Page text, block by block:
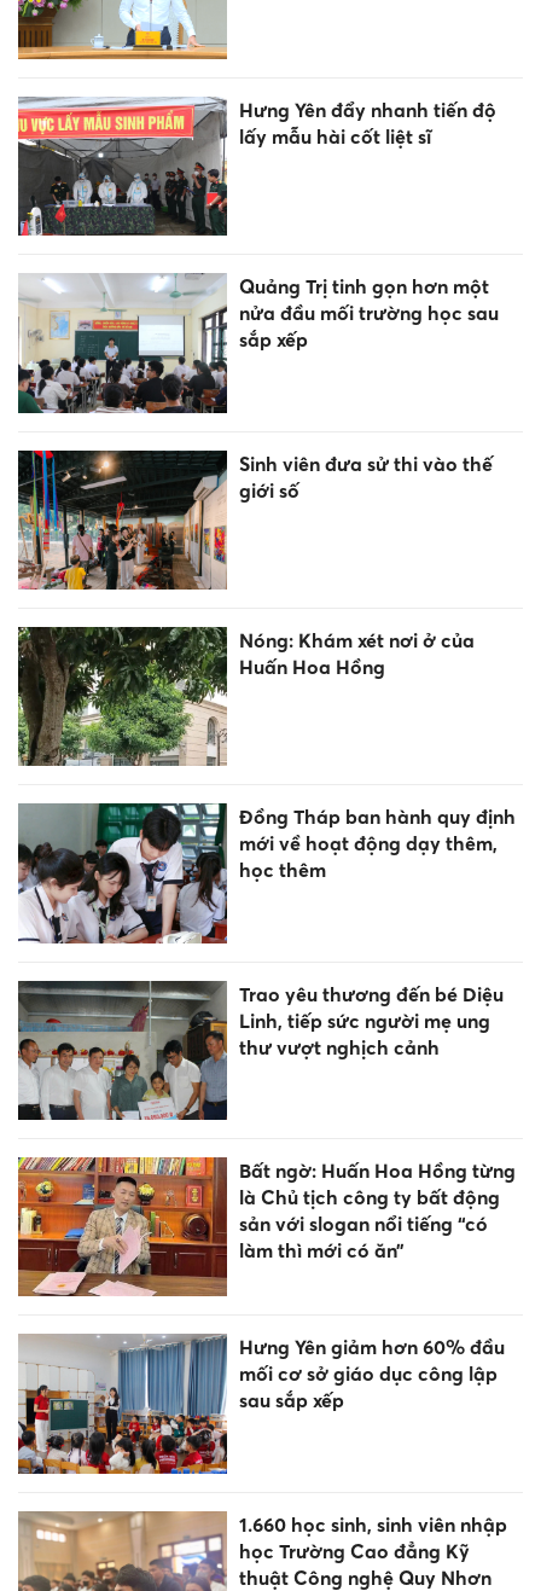
Hưng Yên đẩy nhanh tiến độ
lấy mẫu hài cốt liệt sĩ
Quảng Trị tinh gọn hơn một
nửa đầu mối trường học sau
sắp xếp
Sinh viên đưa sử thi vào thế
giới số
Nóng: Khám xét nơi ở của
Huấn Hoa Hồng
Đồng Tháp ban hành quy định
mới về hoạt động dạy thêm,
học thêm
Trao yêu thương đến bé Diệu
Linh, tiếp sức người mẹ ung
thư vượt nghịch cảnh
Bất ngờ: Huấn Hoa Hồng từng
là Chủ tịch công ty bất động
sản với slogan nổi tiếng “có
làm thì mới có ăn”
Hưng Yên giảm hơn 60% đầu
mối cơ sở giáo dục công lập
sau sắp xếp
1.660 học sinh, sinh viên nhập
học Trường Cao đẳng Kỹ
thuật Công nghệ Quy Nhơn